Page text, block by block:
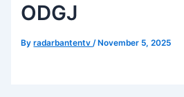
ODGJ
Byradarbantentv/ November 5, 2025